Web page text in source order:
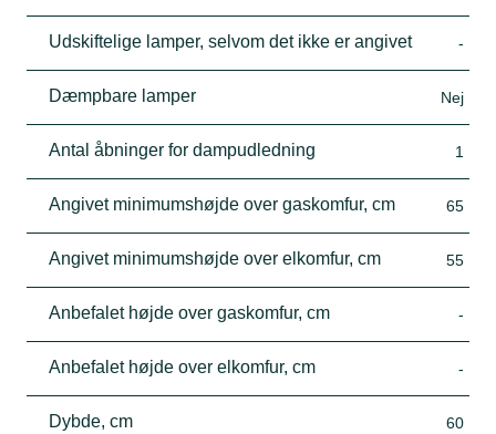
Udskiftelige lamper, selvom det ikke er angivet -
Dæmpbare lamper Nej
Antal åbninger for dampudledning 1
Angivet minimumshøjde over gaskomfur, cm 65
Angivet minimumshøjde over elkomfur, cm 55
Anbefalet højde over gaskomfur, cm -
Anbefalet højde over elkomfur, cm -
Dybde, cm 60